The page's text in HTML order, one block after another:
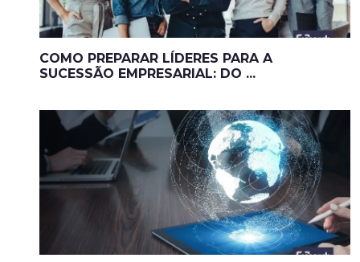
COMO PREPARAR LÍDERES PARA A
SUCESSÃO EMPRESARIAL: DO ...